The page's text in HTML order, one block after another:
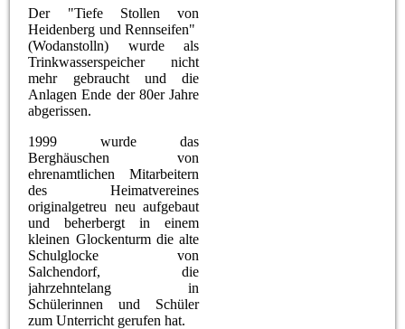
Der "Tiefe Stollen von
Heidenberg undRennseifen"
(Wodanstolln) wurde als
Trinkwasserspeicher nicht
mehr gebraucht und die
Anlagen Ende der 80er Jahre
abgerissen.
1999 wurde das
Berghäuschen von
ehrenamtlichen Mitarbeitern
des Heimatvereines
originalgetreu neu aufgebaut
und beherbergt in einem
kleinen Glockenturm die alte
Schulglocke von
Salchendorf, die
jahrzehntelang in
Schülerinnen und Schüler
zum Unterricht gerufen hat.